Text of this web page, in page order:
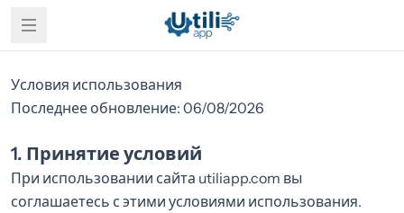
Условия использования
Последнее обновление: 06/08/2026
1. Принятие условий
При использовании сайта utiliapp.com вы
соглашаетесь с этими условиями использования.